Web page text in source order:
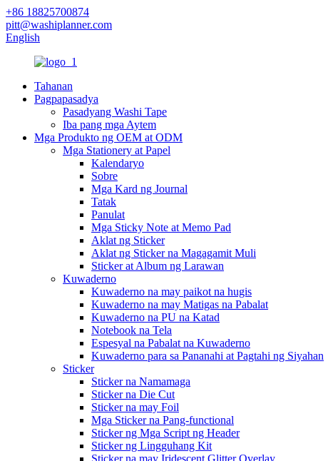
+86 18825700874
pitt@washiplanner.com
English
Tahanan
Pagpapasadya
Pasadyang Washi Tape
Iba pang mga Aytem
Mga Produkto ng OEM at ODM
Mga Stationery at Papel
Kalendaryo
Sobre
Mga Kard ng Journal
Tatak
Panulat
Mga Sticky Note at Memo Pad
Aklat ng Sticker
Aklat ng Sticker na Magagamit Muli
Sticker at Album ng Larawan
Kuwaderno
Kuwaderno na may paikot na hugis
Kuwaderno na may Matigas na Pabalat
Kuwaderno na PU na Katad
Notebook na Tela
Espesyal na Pabalat na Kuwaderno
Kuwaderno para sa Pananahi at Pagtahi ng Siyahan
Sticker
Sticker na Namamaga
Sticker na Die Cut
Sticker na may Foil
Mga Sticker na Pang-functional
Sticker ng Mga Script ng Header
Sticker ng Lingguhang Kit
Sticker na may Iridescent Glitter Overlay